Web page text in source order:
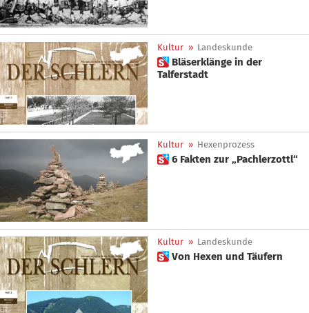
Kultur » Landeskunde
 Bläserklänge in der
Talferstadt
Kultur » Hexenprozess
 6 Fakten zur „Pachlerzottl“
Kultur » Landeskunde
 Von Hexen und Täufern